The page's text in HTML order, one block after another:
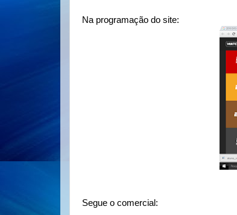
Na programação do site:
Segue o comercial: